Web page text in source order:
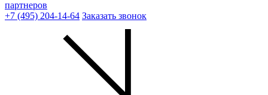
партнеров
+7 (495) 204-14-64 Заказать звонок